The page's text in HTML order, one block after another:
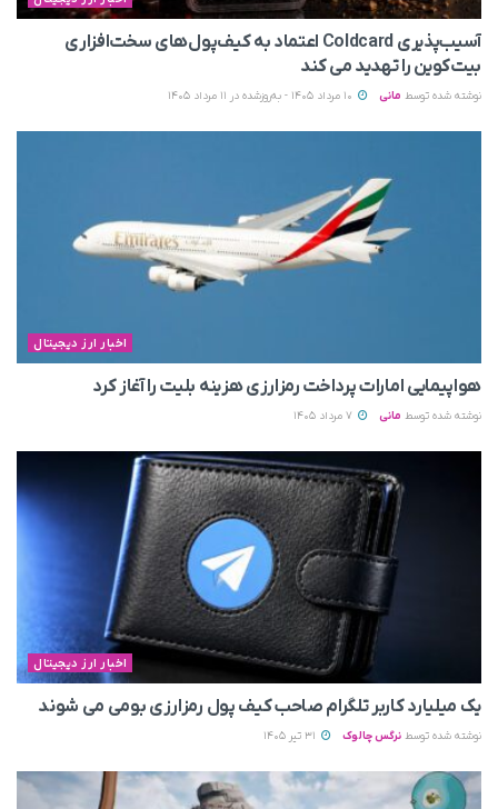
آسیب‌پذیری Coldcard اعتماد به کیف‌پول‌های سخت‌افزاری
بیت‌کوین را تهدید می‌ کند
نوشته شده توسط مانی
اخبار ارز دیجیتال
هواپیمایی امارات پرداخت رمزارزی هزینه بلیت را آغاز کرد
نوشته شده توسط مانی
اخبار ارز دیجیتال
یک میلیارد کاربر تلگرام صاحب کیف پول رمزارزی بومی می‌ شوند
نوشته شده توسط نرگس چالوک